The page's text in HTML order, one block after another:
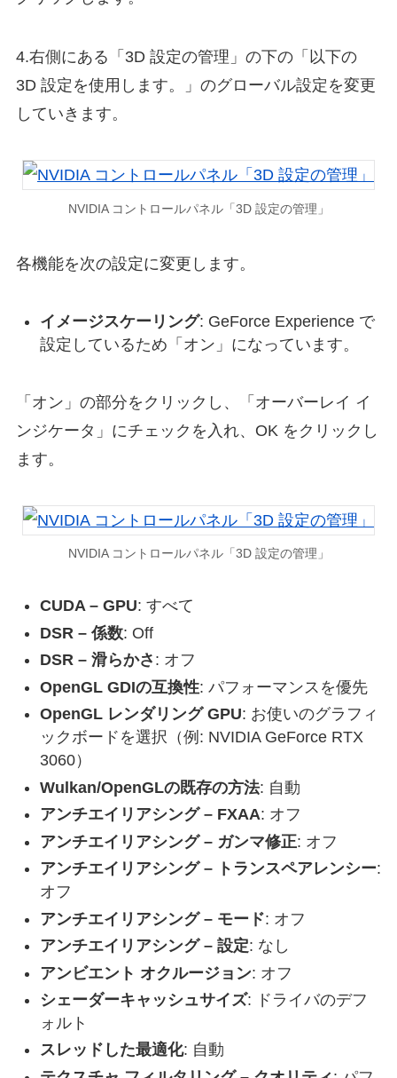
4.右側にある「3D 設定の管理」の下の「以下の
3D 設定を使用します。」のグローバル設定を変更
していきます。
NVIDIA コントロールパネル「3D 設定の管理」
各機能を次の設定に変更します。
イメージスケーリング: GeForce Experience で
設定しているため「オン」になっています。
「オン」の部分をクリックし、「オーバーレイ イ
ンジケータ」にチェックを入れ、OK をクリックし
ます。
NVIDIA コントロールパネル「3D 設定の管理」
CUDA – GPU: すべて
DSR – 係数: Off
DSR – 滑らかさ : オフ
OpenGL GDIの互換性: パフォーマンスを優先
OpenGL レンダリング GPU: お使いのグラフィ
ックボードを選択（例: NVIDIA GeForce RTX
3060）
Wulkan/OpenGLの既存の方法: 自動
アンチエイリアシング – FXAA: オフ
アンチエイリアシング – ガンマ修正: オフ
アンチエイリアシング – トランスペアレンシー:
オフ
アンチエイリアシング – モード: オフ
アンチエイリアシング – 設定: なし
アンビエント オクルージョン: オフ
シェーダーキャッシュサイズ: ドライバのデフ
ォルト
スレッドした最適化: 自動